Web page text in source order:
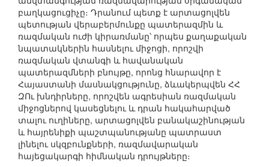
բաղկացուցիչը։ Դրանում պետք է արտացոլվեն
պետության վերաբերմունքը պատերազմին և
ռազմական ուժի կիրառմանը՝ որպես քաղաքական
նպատակներին հասնելու միջոցի, որոշվի
ռազմական վտանգի և հավանական
պատերազմների բնույթը, որոնց հնարավոր է
Հայաստանի մասնակցությունը, ձևակերպվեն ՀՀ
ԶՈւ խնդիրները, որոշվեն ագրեսիան ռազմական
միջոցներով կասեցնելու և դրան հակահարված
տալու ուղիները, արտացոլվեն բանակաշինության
և հայրենիքի պաշտպանությանը պատրաստ
լինելու սկզբունքների, ռազմավարական
հայեցակարգի հիմնական դրույթները։